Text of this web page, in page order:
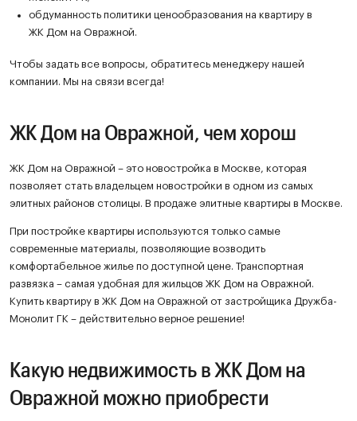
обдуманность политики ценообразования на квартиру в
ЖК Дом на Овражной.
Чтобы задать все вопросы, обратитесь менеджеру нашей
компании. Мы на связи всегда!
ЖК Дом на Овражной, чем хорош
ЖК Дом на Овражной – это новостройка в Москве, которая
позволяет стать владельцем новостройки в одном из самых
элитных районов столицы. В продаже элитные квартиры в Москве.
При постройке квартиры используются только самые
современные материалы, позволяющие возводить
комфортабельное жилье по доступной цене. Транспортная
развязка – самая удобная для жильцов ЖК Дом на Овражной.
Купить квартиру в ЖК Дом на Овражной от застройщика Дружба-
Монолит ГК – действительно верное решение!
Какую недвижимость в ЖК Дом на
Овражной можно приобрести